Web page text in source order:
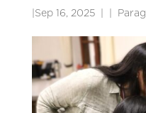
Sep 16, 2025